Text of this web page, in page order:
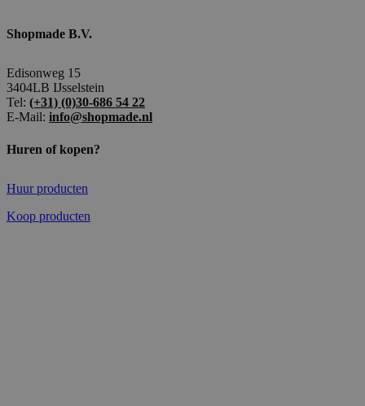
Shopmade B.V.
Edisonweg 15
3404LB IJsselstein
Tel: (+31) (0)30-686 54 22
E-Mail: info@shopmade.nl
Huren of kopen?
Huur producten
Koop producten